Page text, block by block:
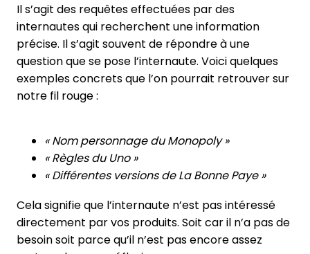
Il s’agit des requêtes effectuées par des
internautes qui recherchent une information
précise. Il s’agit souvent de répondre à une
question que se pose l’internaute. Voici quelques
exemples concrets que l’on pourrait retrouver sur
notre fil rouge :
« Nom personnage du Monopoly »
« Règles du Uno »
« Différentes versions de La Bonne Paye »
Cela signifie que l’internaute n’est pas intéressé
directement par vos produits. Soit car il n’a pas de
besoin soit parce qu’il n’est pas encore assez